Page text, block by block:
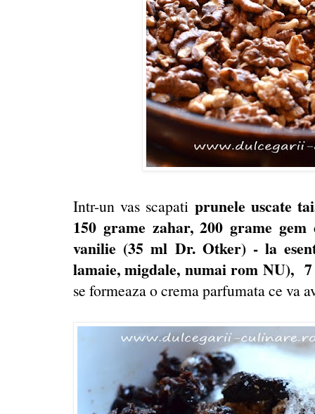
Intr-un vas scapatiprunele uscate
150 grame zahar, 200 grame
vanilie (35 ml Dr. Otker) - la
lamaie, migdale, numai rom NU),
se formeaza o crema parfumata ce va